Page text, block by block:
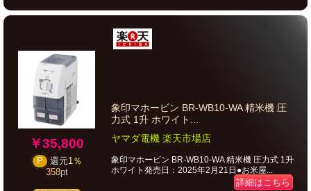
￥35,800
P 還元1％
358pt
象印マホービン BR-WB10-WA 精米機 圧
力式 1升 ホワイト...
ヤマダ電機 楽天市場店
象印マホービン BR-WB10-WA 精米機 圧力式 1升
ホワイト発売日：2025年2月21日●お米屋...
詳細はこちら